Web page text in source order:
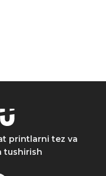
printlarni tez va
tushirish